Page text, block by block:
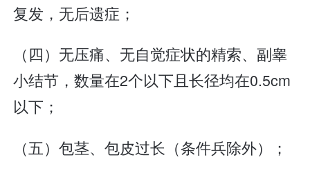
复发，无后遗症；
（四）无压痛、无自觉症状的精索、副睾
小结节，数量在2个以下且长径均在0.5cm
以下；
（五）包茎、包皮过长（条件兵除外）；